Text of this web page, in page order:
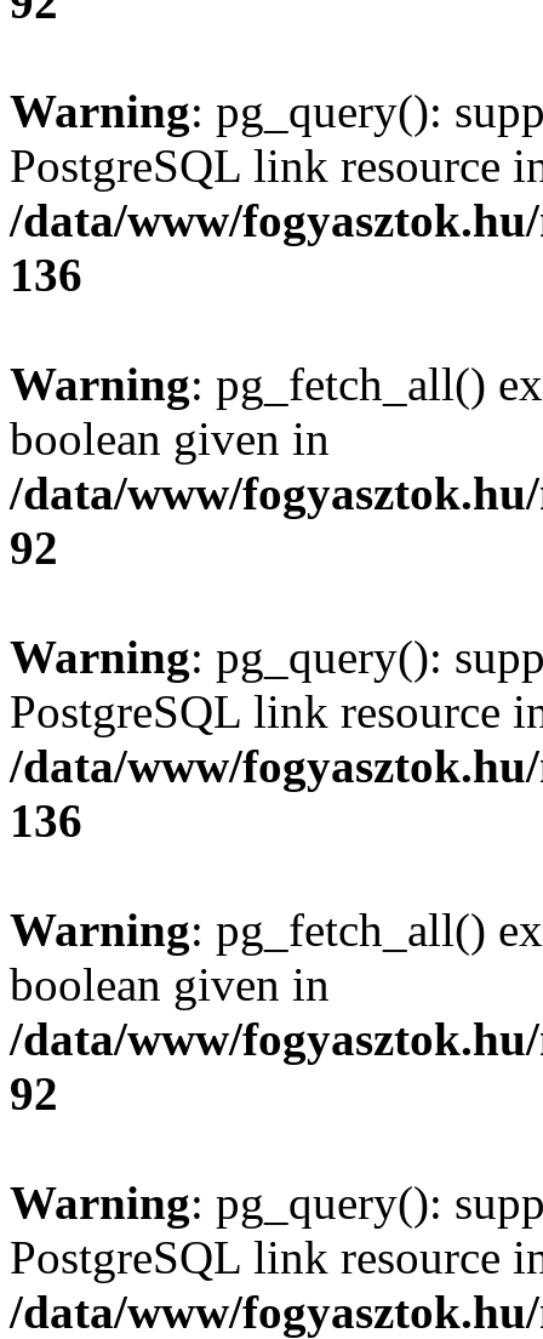
Warning: pg_query():
PostgreSQL link resource
/data/www/
136
Warning: pg_fetch_all()
boolean given in
/data/www/
92
Warning: pg_query():
PostgreSQL link resource
/data/www/
136
Warning: pg_fetch_all()
boolean given in
/data/www/
92
Warning: pg_query():
PostgreSQL link resource
/data/www/